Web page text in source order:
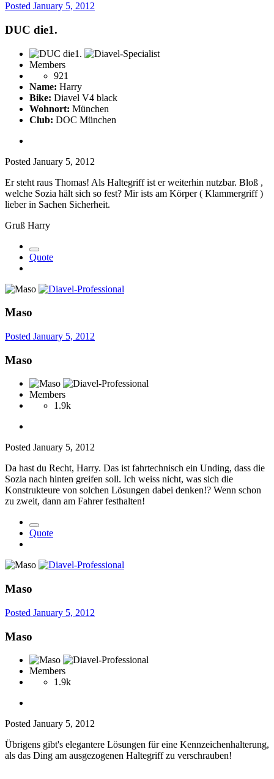
Posted January 5, 2012
DUC die1.
Members
921
Name: Harry
Bike: Diavel V4 black
Wohnort: München
Club: DOC München
Posted January 5, 2012
Er steht raus Thomas! Als Haltegriff ist er weiterhin nutzbar. Bloß ,
welche Sozia hält sich so fest? Mir ists am Körper ( Klammergriff )
lieber in Sachen Sicherheit.
Gruß Harry
Quote
Maso
Posted January 5, 2012
Maso
Members
1.9k
Posted January 5, 2012
Da hast du Recht, Harry. Das ist fahrtechnisch ein Unding, dass die
Sozia nach hinten greifen soll. Ich weiss nicht, was sich die
Konstrukteure von solchen Lösungen dabei denken!? Wenn schon
zu zweit, dann am Fahrer festhalten!
Quote
Maso
Posted January 5, 2012
Maso
Members
1.9k
Posted January 5, 2012
Übrigens gibt's elegantere Lösungen für eine Kennzeichenhalterung,
als das Ding am ausgezogenen Haltegriff zu verschrauben!